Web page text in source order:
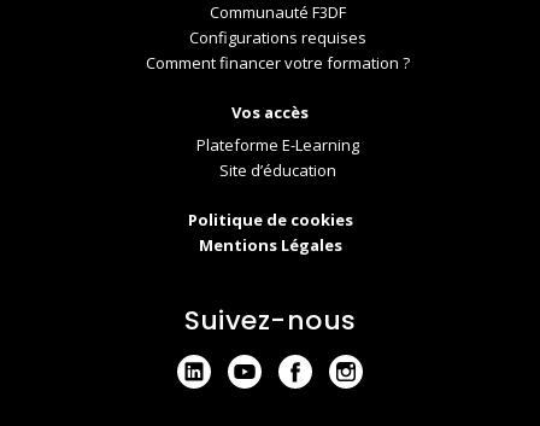
Communauté F3DF
Configurations requises
Comment financer votre formation ?
Vos accès
Plateforme E-Learning
Site d’éducation
Politique de cookies
Mentions Légales
Suivez-nous